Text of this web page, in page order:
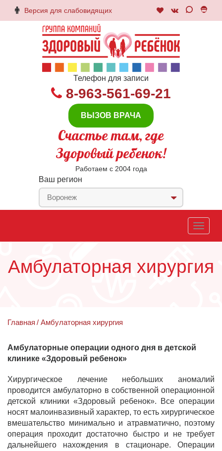
Версия для слабовидящих
Телефон для записи
8-963-561-69-21
ВЫЗОВ ВРАЧА
Счастье там, где
Здоровый ребенок!
Работаем с 2004 года
Ваш регион
Воронеж
Toggle
Амбулаторная хирургия
Главная Амбулаторная хирургия
Амбулаторные операции одного дня в детской
клинике «Здоровый ребенок»
Хирургическое лечение небольших аномалий
проводится амбулаторно в собственной операционной
детской клиники «Здоровый ребенок». Все операции
носят малоинвазивный характер, то есть хирургическое
вмешательство минимально и атравматично, поэтому
операция проходит достаточно быстро и не требует
дальнейшего нахождения в стационаре. Операции